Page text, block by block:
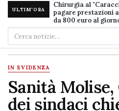
ULTIM'ORA
Chirurgia al
pagare prestazioni
da 800 euro al
Cerca
nel
sito
IN EVIDENZA
Sanità
dei sindaci